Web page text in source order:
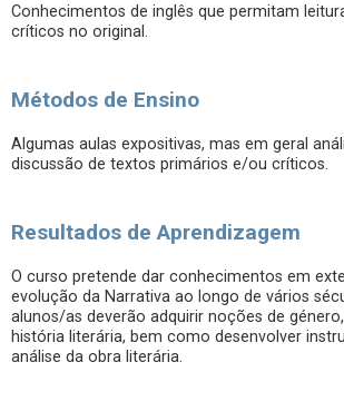
Conhecimentos de inglês que permitam
críticos no original.
Métodos de Ensino
Algumas aulas expositivas, mas em geral
discussão de textos primários e/ou críticos.
Resultados de Aprendizagem
O curso pretende dar conhecimentos em
evolução da Narrativa ao longo de vários
alunos/as deverão adquirir noções de
história literária, bem como desenvolver
análise da obra literária.